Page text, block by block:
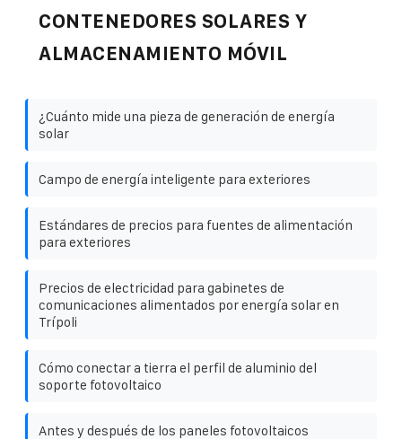
CONTENEDORES SOLARES Y
ALMACENAMIENTO MÓVIL
¿Cuánto mide una pieza de generación de energía
solar
Campo de energía inteligente para exteriores
Estándares de precios para fuentes de alimentación
para exteriores
Precios de electricidad para gabinetes de
comunicaciones alimentados por energía solar en
Trípoli
Cómo conectar a tierra el perfil de aluminio del
soporte fotovoltaico
Antes y después de los paneles fotovoltaicos